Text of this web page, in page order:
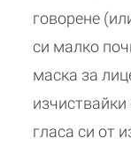
говорене
си малко
маска за
гласа си от